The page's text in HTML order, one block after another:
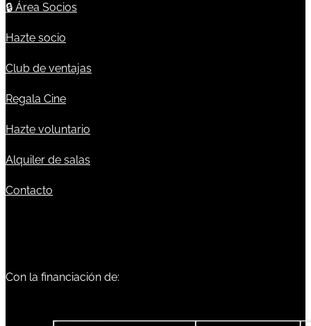
🔒 Área Socios
Hazte socio
Club de ventajas
Regala Cine
Hazte voluntario
Alquiler de salas
Contacto
Con la financiación de: